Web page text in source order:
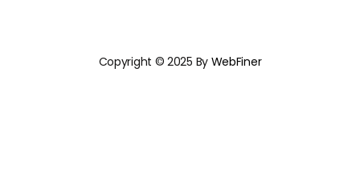
Copyright © 2025 By WebFiner